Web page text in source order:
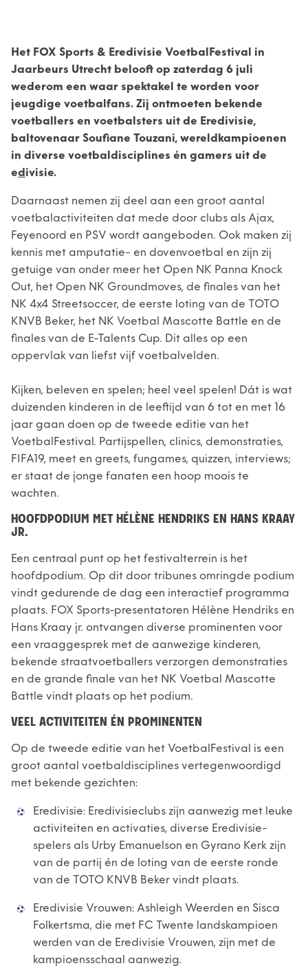
Het FOX Sports & Eredivisie VoetbalFestival in
Jaarbeurs Utrecht belooft op zaterdag 6 juli
wederom een waar spektakel te worden voor
jeugdige voetbalfans. Zij ontmoeten bekende
voetballers en voetbalsters uit de Eredivisie,
baltovenaar Soufiane Touzani, wereldkampioenen
in diverse voetbaldisciplines én gamers uit de
edivisie.
Daarnaast nemen zij deel aan een groot aantal
voetbalactiviteiten dat mede door clubs als Ajax,
Feyenoord en PSV wordt aangeboden. Ook maken zij
kennis met amputatie- en dovenvoetbal en zijn zij
getuige van onder meer het Open NK Panna Knock
Out, het Open NK Groundmoves, de finales van het
NK 4x4 Streetsoccer, de eerste loting van de TOTO
KNVB Beker, het NK Voetbal Mascotte Battle en de
finales van de E-Talents Cup. Dit alles op een
oppervlak van liefst vijf voetbalvelden.
Kijken, beleven en spelen; heel veel spelen! Dát is wat
duizenden kinderen in de leeftijd van 6 tot en met 16
jaar gaan doen op de tweede editie van het
VoetbalFestival. Partijspellen, clinics, demonstraties,
FIFA19, meet en greets, fungames, quizzen, interviews;
er staat de jonge fanaten een hoop moois te
wachten.
HOOFDPODIUM MET HÉLÈNE HENDRIKS EN HANS KRAAY
JR.
Een centraal punt op het festivalterrein is het
hoofdpodium. Op dit door tribunes omringde podium
vindt gedurende de dag een interactief programma
plaats. FOX Sports-presentatoren Hélène Hendriks en
Hans Kraay jr. ontvangen diverse prominenten voor
een vraaggesprek met de aanwezige kinderen,
bekende straatvoetballers verzorgen demonstraties
en de grande finale van het NK Voetbal Mascotte
Battle vindt plaats op het podium.
VEEL ACTIVITEITEN ÉN PROMINENTEN
Op de tweede editie van het VoetbalFestival is een
groot aantal voetbaldisciplines vertegenwoordigd
met bekende gezichten:
Eredivisie: Eredivisieclubs zijn aanwezig met leuke
activiteiten en activaties, diverse Eredivisie-
spelers als Urby Emanuelson en Gyrano Kerk zijn
van de partij én de loting van de eerste ronde
van de TOTO KNVB Beker vindt plaats.
Eredivisie Vrouwen: Ashleigh Weerden en Sisca
Folkertsma, die met FC Twente landskampioen
werden van de Eredivisie Vrouwen, zijn met de
kampioensschaal aanwezig.